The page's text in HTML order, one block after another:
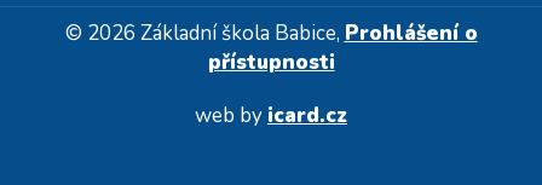
© 2026 Základní škola Babice, Prohlášení o
přístupnosti
web by icard.cz